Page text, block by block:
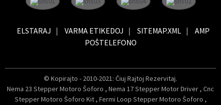
ELSTARAJ VARMA ETIKEDOJ SITEMAP.XML
AMP
POŜTELEFONO
© Kopirajto - 2010-2021: Ĉiuj Rajtoj Rezervitaj.
Nema 23 Stepper Motoro Ŝoforo , Nema 17 Stepper Motor Driver , Cnc
Stepper Motoro Ŝoforo Kit , Fermi Loop Stepper Motoro Ŝoforo ,